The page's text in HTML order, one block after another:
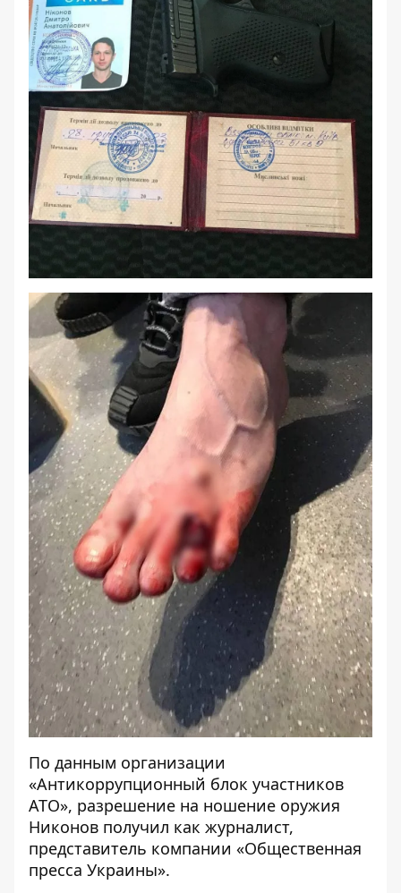
По данным организации
«Антикоррупционный блок участников
АТО», разрешение на ношение оружия
Никонов получил как журналист,
представитель компании «Общественная
пресса Украины».